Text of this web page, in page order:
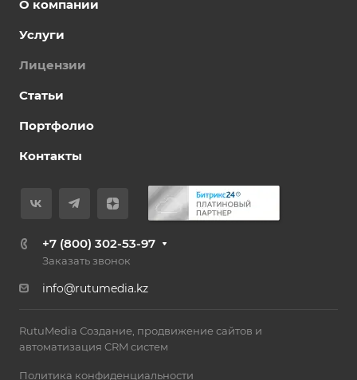
О компании
Услуги
Лицензии
Статьи
Портфолио
Контакты
+7 (800) 302-53-97
Заказать звонок
info@rutumedia.kz
RutuMedia Создание, продвижение сайтов и
автоматизация CRM систем
Политика конфиденциальности